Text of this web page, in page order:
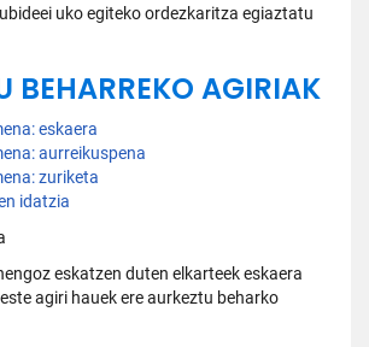
uko egiteko ordezkaritza egiaztatu
BEHARREKO AGIRIAK
eskaera
aurreikuspena
zuriketa
idatzia
eskatzen duten elkarteek eskaera
agiri hauek ere aurkeztu beharko